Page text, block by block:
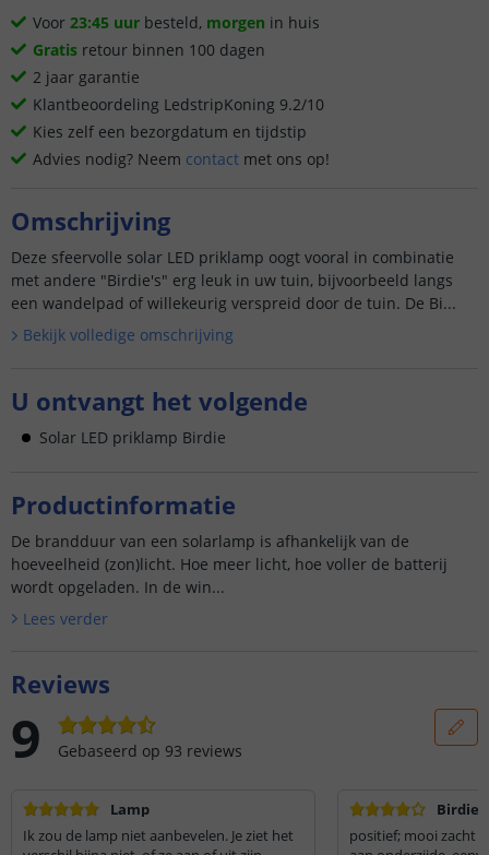
Voor 23:45 uur besteld, morgen in huis
Gratis retour binnen 100 dagen
2 jaar garantie
Klantbeoordeling LedstripKoning 9.2/10
Kies zelf een bezorgdatum en tijdstip
Advies nodig? Neem contact met ons op!
Omschrijving
Deze sfeervolle solar LED priklamp oogt vooral in combinatie
met andere "Birdie's" erg leuk in uw tuin, bijvoorbeeld langs
een wandelpad of willekeurig verspreid door de tuin. De Bi...
Bekijk volledige omschrijving
U ontvangt het volgende
Solar LED priklamp Birdie
Productinformatie
De brandduur van een solarlamp is afhankelijk van de
hoeveelheid (zon)licht. Hoe meer licht, hoe voller de batterij
wordt opgeladen. In de win...
Lees verder
Reviews
9 Gebaseerd op 93 reviews
Lamp
Ik zou de lamp niet aanbevelen. Je ziet het
Birdie
positief; mooi zacht